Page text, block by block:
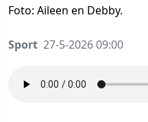
Foto: Aileen en Debby.
Sport 27-5-2026 09:00